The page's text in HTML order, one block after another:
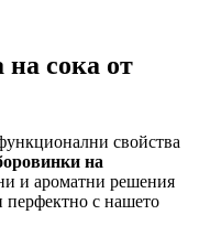
сока от
свойства
на
и ароматни решения
перфектно с нашето